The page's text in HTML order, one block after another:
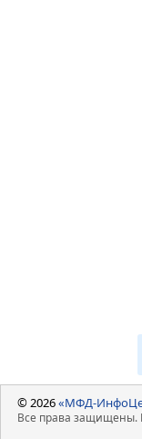
© 2026«МФД-
Все права защищены.